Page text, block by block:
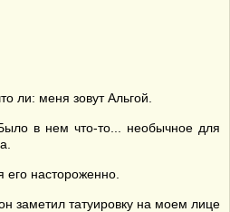
ли: меня зовут Альгой.
в нем что-то... необычное для
настороженно.
заметил татуировку на моем лице